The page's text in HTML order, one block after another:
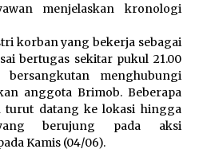
Indonesia Diharapkan
Usai Takluk dari Vietnam di
2026
2026
menjelaskan kronologi
korban yang bekerja sebagai
bertugas sekitar pukul 21.00
menghubungi
anggota Brimob. Beberapa
turut datang ke lokasi hingga
berujung pada aksi
Kamis (04/06).